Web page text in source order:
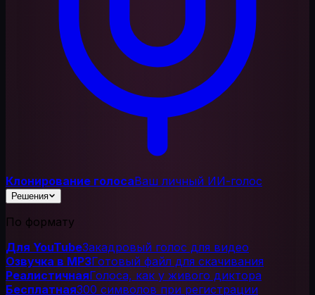
Клонирование голосаВаш личный ИИ-голос
Решения
По формату
Для YouTubeЗакадровый голос для видео
Озвучка в MP3Готовый файл для скачивания
РеалистичнаяГолоса, как у живого диктора
Бесплатная300 символов при регистрации